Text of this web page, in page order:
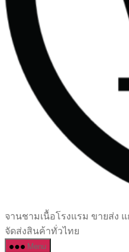
เซรามิค
ครบ
ครัน
จานชามเนื้อโรงแรม ขายส่ง
จัดส่งสินค้าทั่วไทย
Menu